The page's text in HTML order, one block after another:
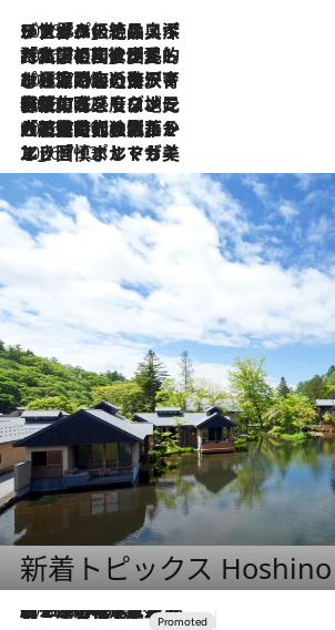
2026.8.8
リスボンの絶品スイーツ「パステル・デ・ナタ」とは？ポルトガル伝統の奥深い世界へ
2026.7.27
「私の祖国はポルトガル語です」国民的詩人フェルナンド・ペソアと、彼が愛した文学の街を歩く
2026.7.26
ポルトガル近海が育む極上の海の幸。キリリと冷えた白ワインと愉しむ、シーフード専門店の贅沢
2026.7.22
伝統の味をモダンに昇華。高感度な地元客が集う、リスボンの最旬ガストロノミー
2026.7.21
大航海時代の栄華から、震災、独裁、そして革命へ。ポルトガル・首都リスボンの石畳に刻まれた「歴史の光と影」
2026.7.13
エッセイ・ヤマザキマリ「慎ましくも美しき国 ポルトガル」
新着トピックス
2026.8.7
【トンボの足水浴】ヒノキの香りに包まれて涼感マックス！約13℃の湧水かけ流しを避暑地「星野温泉 トンボの湯」で体験